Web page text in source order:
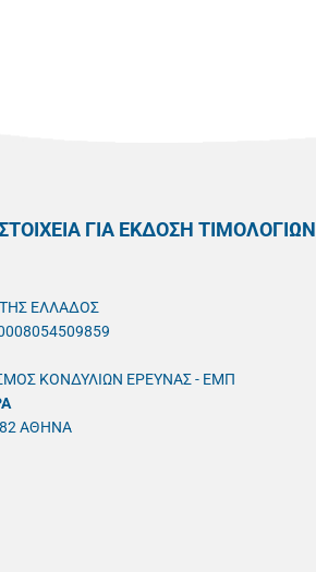
ΓΙΑ ΕΚΔΟΣΗ ΤΙΜΟΛΟΓΙΩΝ
ΕΛΛΑΔΟΣ
ΚΟΝΔΥΛΙΩΝ ΕΡΕΥΝΑΣ - ΕΜΠ
ΑΘΗΝΑ